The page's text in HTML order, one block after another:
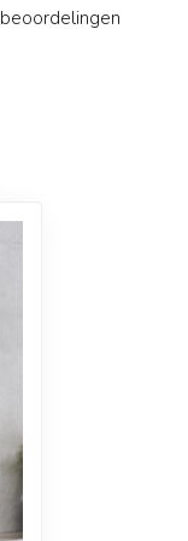
beoordelingen